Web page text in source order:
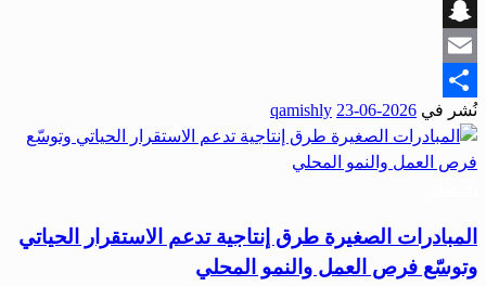
Viber
Snapchat
Email
Share
نُشر في 2026-06-23
qamishly
المبادرات الصغيرة طرق إنتاجية تدعم الاستقرار الحياتي
وتوسّع فرص العمل والنمو المحلي